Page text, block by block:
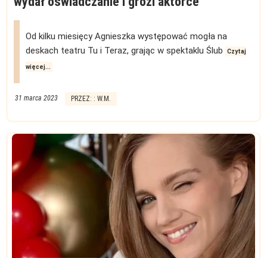
Od kilku miesięcy Agnieszka występować mogła na
deskach teatru Tu i Teraz, grając w spektaklu Ślub
Czytaj
więcej...
31 marca 2023 PRZEZ: : W.M.